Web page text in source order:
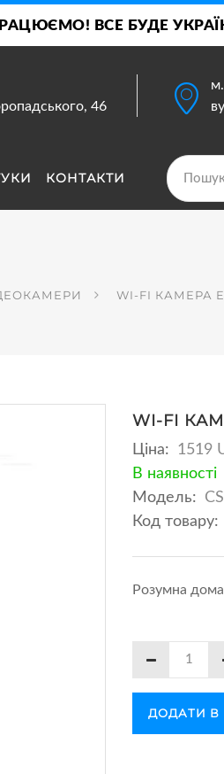
ВСЕ БУДЕ
46
КОНТАКТИ
WI-FI КАМЕРА
WI-FI
Ціна:
1519
В наявності
Модель:
Код товару:
Розумна
ДОДАТИ